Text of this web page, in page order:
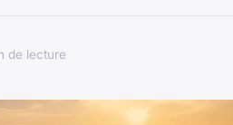
de lecture